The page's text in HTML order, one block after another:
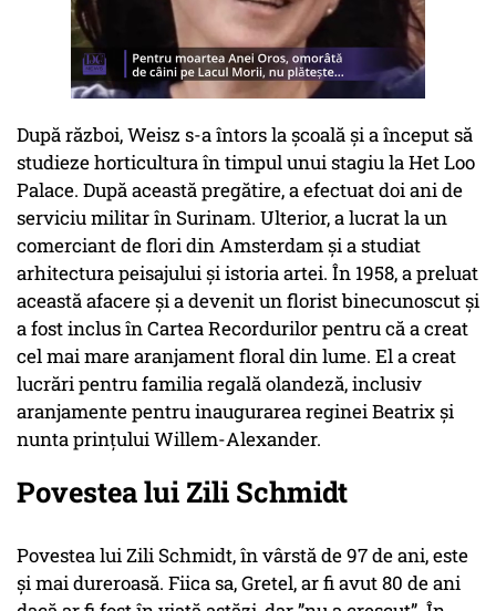
După război, Weisz s-a întors la școală și a început să
studieze horticultura în timpul unui stagiu la Het Loo
Palace. După această pregătire, a efectuat doi ani de
serviciu militar în Surinam. Ulterior, a lucrat la un
comerciant de flori din Amsterdam și a studiat
arhitectura peisajului și istoria artei. În 1958, a preluat
această afacere și a devenit un florist binecunoscut și
a fost inclus în Cartea Recordurilor pentru că a creat
cel mai mare aranjament floral din lume. El a creat
lucrări pentru familia regală olandeză, inclusiv
aranjamente pentru inaugurarea reginei Beatrix și
nunta prințului Willem-Alexander.
Povestea lui Zili Schmidt
Povestea lui Zili Schmidt, în vârstă de 97 de ani, este
și mai dureroasă. Fiica sa, Gretel, ar fi avut 80 de ani